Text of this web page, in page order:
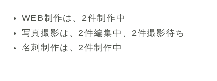
WEB制作は、2件制作中
写真撮影は、2件編集中、2件撮影待ち
名刺制作は、2件制作中